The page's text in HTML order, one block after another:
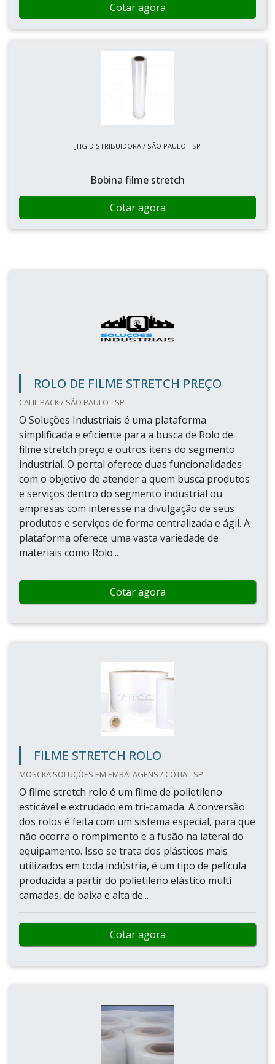
Cotar agora
JHG DISTRIBUIDORA / SÃO PAULO - SP
Bobina filme stretch
Cotar agora
ROLO DE FILME STRETCH PREÇO
CALIL PACK / SÃO PAULO - SP
O Soluções Industriais é uma plataforma
simplificada e eficiente para a busca de Rolo de
filme stretch preço e outros itens do segmento
industrial. O portal oferece duas funcionalidades
com o objetivo de atender a quem busca produtos
e serviços dentro do segmento industrial ou
empresas com interesse na divulgação de seus
produtos e serviços de forma centralizada e ágil. A
plataforma oferece uma vasta variedade de
materiais como Rolo...
Cotar agora
FILME STRETCH ROLO
MOSCKA SOLUÇÕES EM EMBALAGENS / COTIA - SP
O filme stretch rolo é um filme de polietileno
esticável e extrudado em tri-camada. A conversão
dos rolos é feita com um sistema especial, para que
não ocorra o rompimento e a fusão na lateral do
equipamento. Isso se trata dos plásticos mais
utilizados em toda indústria, é um tipo de película
produzida a partir do polietileno elástico multi
camadas, de baixa e alta de...
Cotar agora